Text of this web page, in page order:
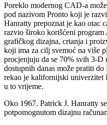
Poreklo modernog CAD-a
pod nazivom Pronto koji je
Hanratty prepoznat je kao otac
razvio široko korišćeni
grafičkog dizajna, crtanja i
koji ima za cilj svemoć na više
procjenjuju da se 70% svih 3-D
dostupnih danas može pratiti
rekao je kalifornijski univerzitet
u to vrijeme.
Oko 1967. Patrick J. Hanratty
potpomognutom dizajnu